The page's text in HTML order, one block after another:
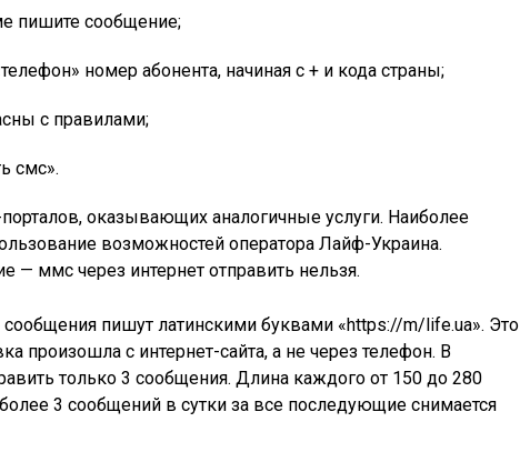
пишите сообщение;
номер абонента, начиная с + и кода страны;
с правилами;
смс».
порталов, оказывающих аналогичные услуги. Наиболее
возможностей оператора Лайф-Украина.
— ммс через интернет отправить нельзя.
пишут латинскими буквами «https://m/life.ua». Это
произошла с интернет-сайта, а не через телефон. В
только 3 сообщения. Длина каждого от 150 до 280
3 сообщений в сутки за все последующие снимается